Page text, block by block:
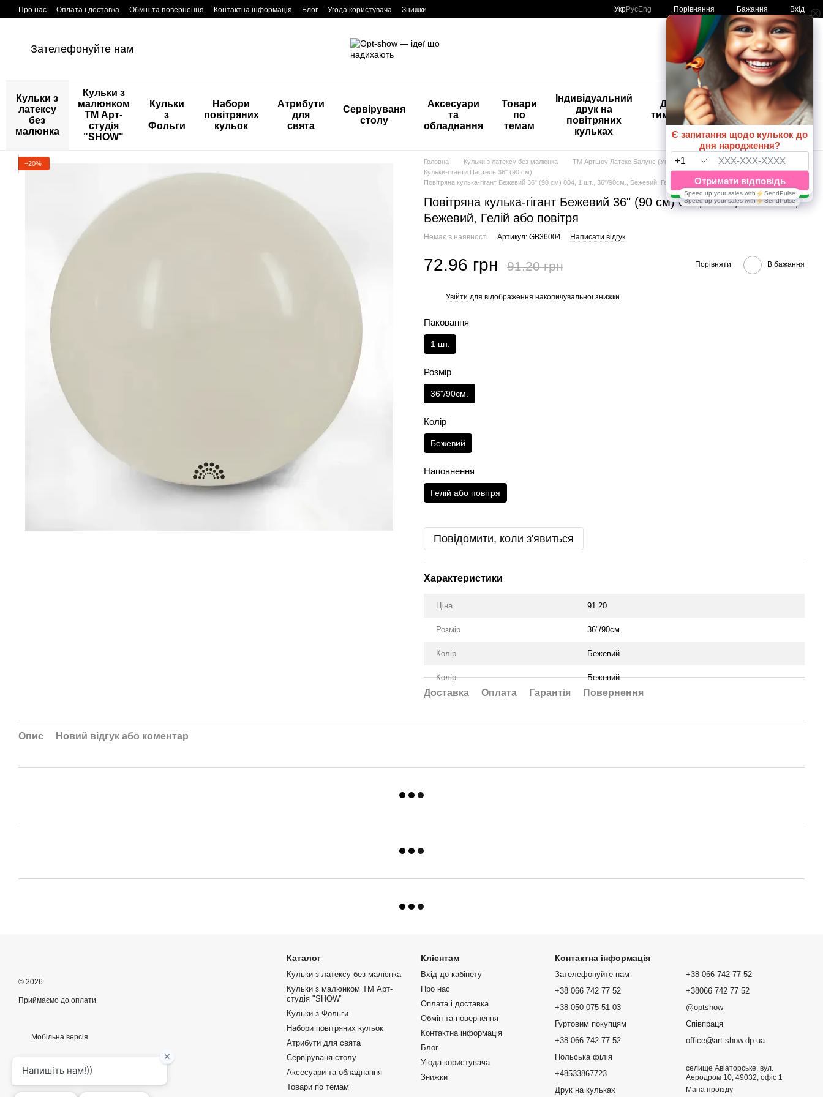
Перейти к основному контенту
Про нас Оплата і доставка Обмін та повернення Контактна інформація Блог Угода користувача Знижки УкрРусEng Порівняння Бажання Вхід
Зателефонуйте нам Мій кошик
Кульки з
латексу
без
малюнка
Кульки з
малюнком
ТМ Арт-
студія
"SHOW"
Кульки
з
Фольги
Набори
повітряних
кульок
Атрибути
для
свята
Сервіруваня
столу
Аксесуари
та
обладнання
Товари
по
темам
Індивідуальний
друк на
повітряних
кульках
Дитяче
тимчасове
тату
🚨🚨🚨
Розпродаж
Кульки з
друком😀
🎈
−20% Головна Кульки з латексу без малюнка ТМ Артшоу Латекс Балунс (Україна) Кульки гіганти
36’’
Кульки-гіганти Пастель 36" (90 см)
Повітряна кулька-гігант Бежевий 36" (90 см) 004, 1 шт., 36"/90см., Бежевий, Гелій або повітря
Повітряна кулька-гігант Бежевий 36" (90 см) 004, 1 шт., 36"/90см.,
Бежевий, Гелій або повітря
Немає в наявності Артикул: GB36004 Написати відгук
72.96 грн 91.20 грн Порівняти В бажання
Увійти для відображення накопичувальної знижки
Паковання
1 шт.
Розмір
36"/90см.
Колір
Бежевий
Наповнення
Гелій або повітря
Повідомити, коли з'явиться
Характеристики
Ціна 91.20
Розмір 36"/90см.
Колір Бежевий
Колір Бежевий
Доставка Оплата Гарантія Повернення
Опис Новий відгук або коментар
© 2026
Приймаємо до оплати
Мобільна версія
Каталог
Кульки з латексу без малюнка
Кульки з малюнком ТМ Арт-
студія "SHOW"
Кульки з Фольги
Набори повітряних кульок
Атрибути для свята
Сервіруваня столу
Аксесуари та обладнання
Товари по темам
Клієнтам
Вхід до кабінету
Про нас
Оплата і доставка
Обмін та повернення
Контактна інформація
Блог
Угода користувача
Знижки
Контактна інформація
Зателефонуйте нам
+38 066 742 77 52
+38 050 075 51 03
Гуртовим покупцям
+38 066 742 77 52
Польська філія
+48533867723
Друк на кульках
+38 066 742 77 52
+38066 742 77 52
@optshow
Співпраця
office@art-show.dp.ua
селище Авіаторське, вул.
Аеродром 10, 49032, офіс 1
Мапа проїзду